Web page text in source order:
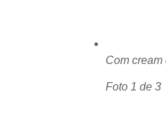
Com
Foto 1 de 3